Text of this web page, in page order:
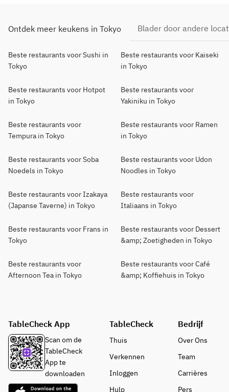
Ontdek meer keukens in Tokyo Blader door andere
Beste restaurants voor Sushi in
Tokyo
Beste restaurants voor Kaiseki
in Tokyo
Beste restaurants voor Hotpot
in Tokyo
Beste restaurants voor
Yakiniku in Tokyo
Beste restaurants voor
Tempura in Tokyo
Beste restaurants voor Ramen
in Tokyo
Beste restaurants voor Soba
Noedels in Tokyo
Beste restaurants voor Udon
Noodles in Tokyo
Beste restaurants voor Izakaya
(Japanse Taverne) in Tokyo
Beste restaurants voor
Italiaans in Tokyo
Beste restaurants voor Frans in
Tokyo
Beste restaurants voor Dessert
&amp; Zoetigheden in Tokyo
Beste restaurants voor
Afternoon Tea in Tokyo
Beste restaurants voor Café
&amp; Koffiehuis in Tokyo
TableCheck App
Scan om de
TableCheck
App te
downloaden
TableCheck
Thuis
Verkennen
Inloggen
Hulp
Bedrijf
Over Ons
Team
Carrières
Pers